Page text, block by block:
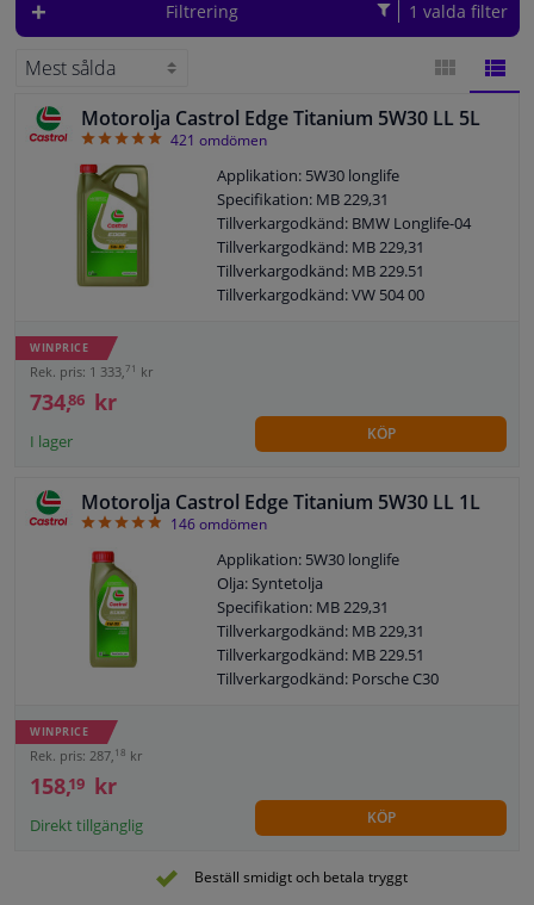
Fönster & Tillbehör
Interiör & bilklädsel
Bilvård & Tillbehör
Verkstad & Verktyg
Husbil, motorcykel, cykel & båt
Sensorer & Elsystem
Filtrering 1 valda filter
GALLERI
Motorolja Castrol Edge Titanium 5W30 LL 5L
4.92
421 omdömen
Applikation: 5W30 longlife
Specifikation: MB 229,31
Tillverkargodkänd: BMW Longlife-04
Tillverkargodkänd: MB 229,31
Tillverkargodkänd: MB 229.51
Tillverkargodkänd: VW 504 00
Tillverkargodkänd: OPEL OV 040 1547-
Tillverkargodkänd: Renault RN 0710
Innehåll: 5 liter
MB: 229.31 / 229.51
VW: 504.00 / 507.00
BMW: Long Life-04
Porsche: C30
MB -godkännande: 229.31 / 229.51
Viskositetsklass enligt SAE: 5W-30
WINPRICE
Rek. pris: 1 333,71 kr
734,86 kr
I lager KÖP
Motorolja Castrol Edge Titanium 5W30 LL 1L
4.87
146omdömen
Applikation: 5W30 longlife
Olja: Syntetolja
Specifikation: MB 229,31
Tillverkargodkänd: MB 229,31
Tillverkargodkänd: MB 229.51
Tillverkargodkänd: Porsche C30
Tillverkargodkänd: VW 505 01
Tillverkargodkänd: OPEL OV 040 1547-
Tillverkargodkänd: OPEL OV 040 1547-
WINPRICE
Rek. pris: 287,18 kr
158,19 kr
Direkt tillgänglig KÖP
Beställ smidigt och betala tryggt